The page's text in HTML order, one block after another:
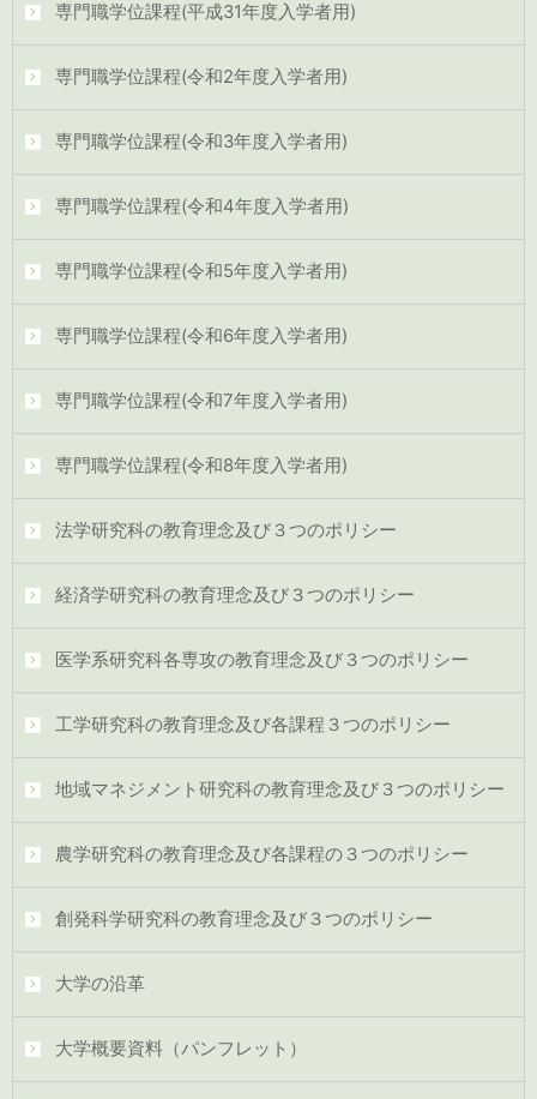
専門職学位課程(平成31年度入学者用)
専門職学位課程(令和2年度入学者用)
専門職学位課程(令和3年度入学者用)
専門職学位課程(令和4年度入学者用)
専門職学位課程(令和5年度入学者用)
専門職学位課程(令和6年度入学者用)
専門職学位課程(令和7年度入学者用)
専門職学位課程(令和8年度入学者用)
法学研究科の教育理念及び３つのポリシー
経済学研究科の教育理念及び３つのポリシー
医学系研究科各専攻の教育理念及び３つのポリシー
工学研究科の教育理念及び各課程３つのポリシー
地域マネジメント研究科の教育理念及び３つのポリシー
農学研究科の教育理念及び各課程の３つのポリシー
創発科学研究科の教育理念及び３つのポリシー
大学の沿革
大学概要資料（パンフレット）